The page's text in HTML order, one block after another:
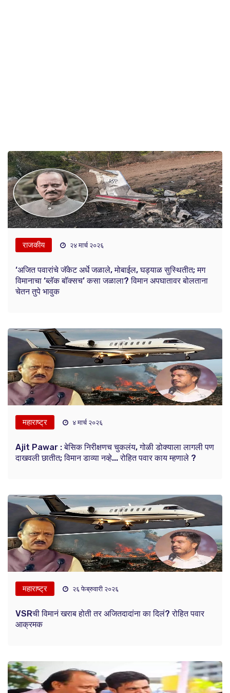
राजकीय २४ मार्च २०२६
‘अजित पवारांचे जॅकेट अर्धे जळाले, मोबाईल, घड्याळ सुस्थितीत; मग
विमानाचा ‘ब्लॅक बॉक्सच’ कसा जळाला? विमान अपघातावर बोलताना
चेतन तुपे भावुक
महाराष्ट्र ४ मार्च २०२६
Ajit Pawar : बेसिक निरीक्षणच चुकलंय, गोळी डोक्याला लागली पण
दाखवली छातीत; विमान डाव्या नव्हे... रोहित पवार काय म्हणाले ?
महाराष्ट्र २६ फेब्रुवारी २०२६
VSRची विमानं खराब होती तर अजितदादांना का दिलं? रोहित पवार
आक्रमक